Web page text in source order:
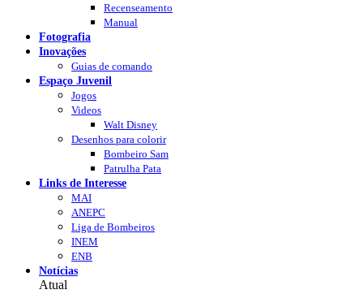
Recenseamento
Manual
Fotografia
Inovações
Guias de comando
Espaço Juvenil
Jogos
Videos
Walt Disney
Desenhos para colorir
Bombeiro Sam
Patrulha Pata
Links de Interesse
MAI
ANEPC
Liga de Bombeiros
INEM
ENB
Notícias
Atual